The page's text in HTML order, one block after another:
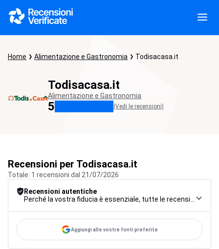
Home Alimentazione e Gastronomia Todisacasa.it
Todisacasa.it
Alimentazione e Gastronomia
5 (Vedi le recensioni)
Recensioni per Todisacasa.it
Totale: 1 recensioni dal 21/07/2026
Recensioni autentiche
Aggiungi alle vostre fonti preferite